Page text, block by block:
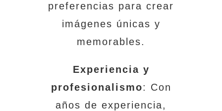
preferencias para crear
imágenes únicas y
memorables.
Experiencia y
profesionalismo: Con
años de experiencia,